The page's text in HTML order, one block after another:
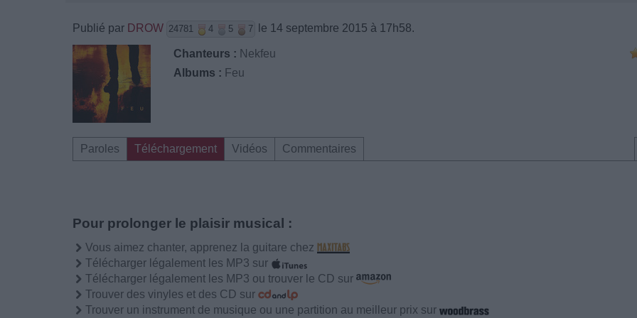
Publié par DROW 24781 4 5 7 le 14 septembre 2015 à 17h58.
Chanteurs : Nekfeu
Albums : Feu
Paroles Téléchargement Vidéos Commentaires
Pour prolonger le plaisir musical :
Vous aimez chanter, apprenez la guitare chez
Télécharger légalement les MP3 sur
Télécharger légalement les MP3 ou trouver le CD sur
Trouver des vinyles et des CD sur
Trouver un instrument de musique ou une partition au meilleur prix sur